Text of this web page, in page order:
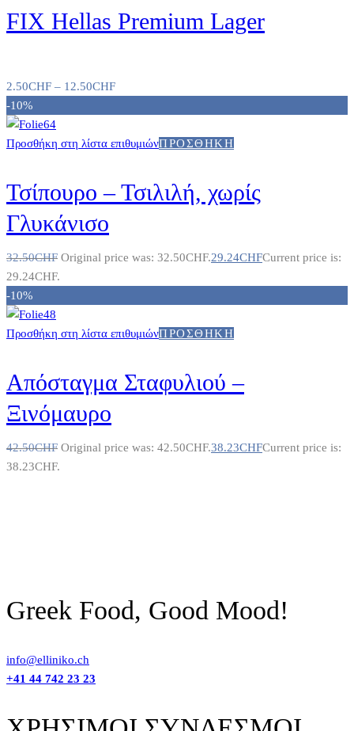
FIX Hellas Premium Lager
2.50CHF – 12.50CHF
-10%
Προσθήκη στη λίστα επιθυμιώνΠΡΟΣΘΉΚΗ
Τσίπουρο – Τσιλιλή, χωρίς
Γλυκάνισο
32.50CHF Original price was: 32.50CHF.29.24CHFCurrent price is:
29.24CHF.
-10%
Προσθήκη στη λίστα επιθυμιώνΠΡΟΣΘΉΚΗ
Απόσταγμα Σταφυλιού –
Ξινόμαυρο
42.50CHF Original price was: 42.50CHF.38.23CHFCurrent price is:
38.23CHF.
Greek Food, Good Mood!
info@elliniko.ch
+41 44 742 23 23